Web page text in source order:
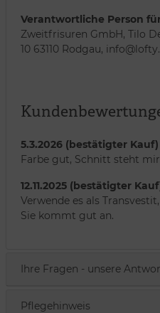
Verantwortliche Person
Zweitfrisuren GmbH, Tilo
10 63110 Rodgau,
5.3.2026 (bestätigter Kauf)
Farbe gut, Schnitt steht
12.11.2025 (bestätigter
Verwende es als
Sie kommt gut an.
Ihre Fragen - unsere
Pflegehinweis